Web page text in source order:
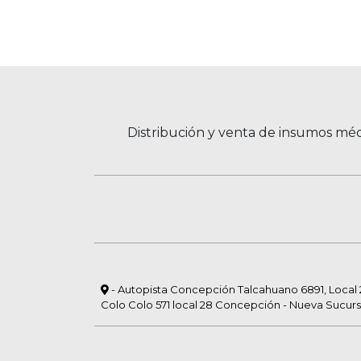
Distribución y venta de insumos
- Autopista Concepción Talcahuano 6891, Local
Colo Colo 571 local 28 Concepción - Nueva